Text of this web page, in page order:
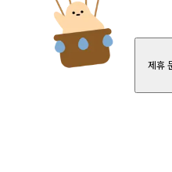
제휴